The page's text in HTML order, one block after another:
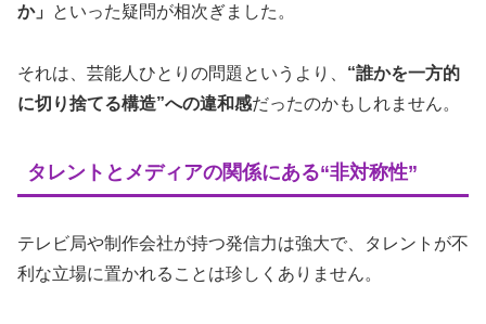
か」
といった疑問が相次ぎました。
それは、芸能人ひとりの問題というより、 “誰かを一方的
に切り捨てる構造”への違和感だったのかもしれません。
タレントとメディアの関係にある“非対称性”
テレビ局や制作会社が持つ発信力は強大で、タレントが不
利な立場に置かれることは珍しくありません。